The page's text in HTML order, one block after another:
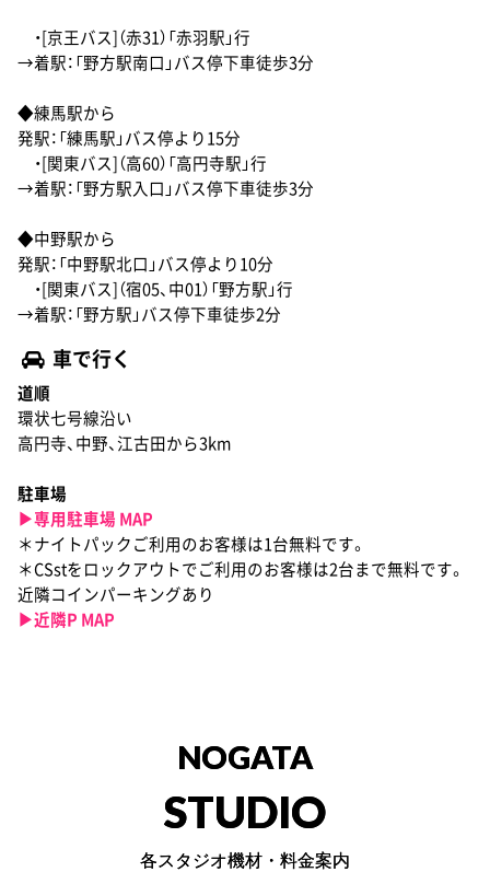
・[京王バス]（赤31）「赤羽駅」行
→着駅：「野方駅南口」バス停下車徒歩3分
◆練馬駅から
発駅：「練馬駅」バス停より15分
・[関東バス]（高60）「高円寺駅」行
→着駅：「野方駅入口」バス停下車徒歩3分
◆中野駅から
発駅：「中野駅北口」バス停より10分
・[関東バス]（宿05、中01）「野方駅」行
→着駅：「野方駅」バス停下車徒歩2分
車で行く
道順
環状七号線沿い
高円寺、中野、江古田から3km
駐車場
▶︎専用駐車場 MAP
＊ナイトパックご利用のお客様は1台無料です。
＊CSstをロックアウトでご利用のお客様は2台まで無料です。
近隣コインパーキングあり
▶︎近隣P MAP
NOGATA
STUDIO
各スタジオ機材・料金案内